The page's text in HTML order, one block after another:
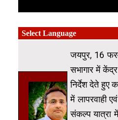
जयपुर, 16
सभागार में
निर्देश देते हुए
में लापरवाही
संकल्प यात्रा